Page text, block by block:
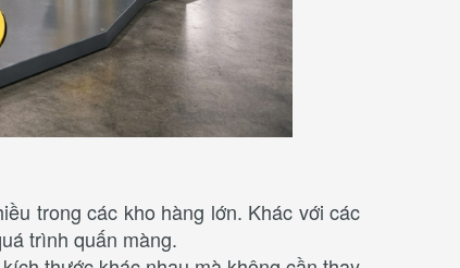
trong các kho hàng lớn. Khác với các
trình quấn màng.